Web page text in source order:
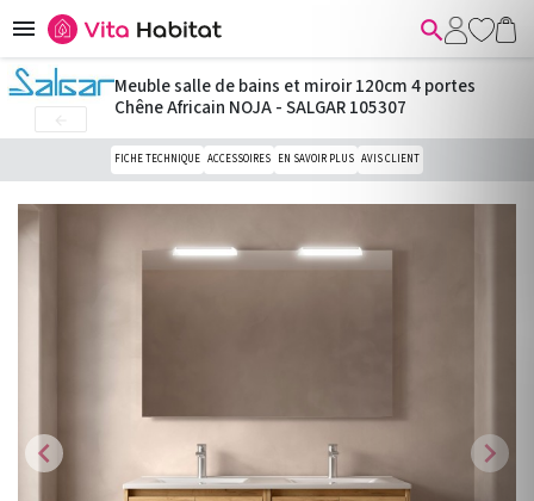
 
chevron_left chevron_right
Meuble salle de bains et miroir 120cm 4 portes
Chêne Africain NOJA - SALGAR 105307
FICHE TECHNIQUE ACCESSOIRES EN SAVOIR PLUS AVIS CLIENT